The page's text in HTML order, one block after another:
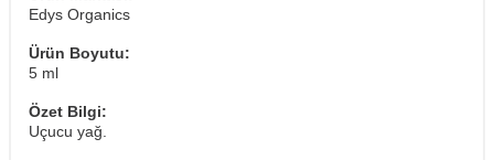
Edys Organics
Ürün Boyutu:
5 ml
Özet Bilgi:
Uçucu yağ.